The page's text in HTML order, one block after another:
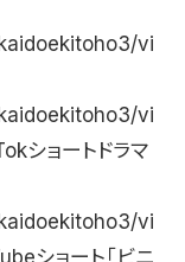
vi
vi
ショートドラマ
vi
ショート「ビニ